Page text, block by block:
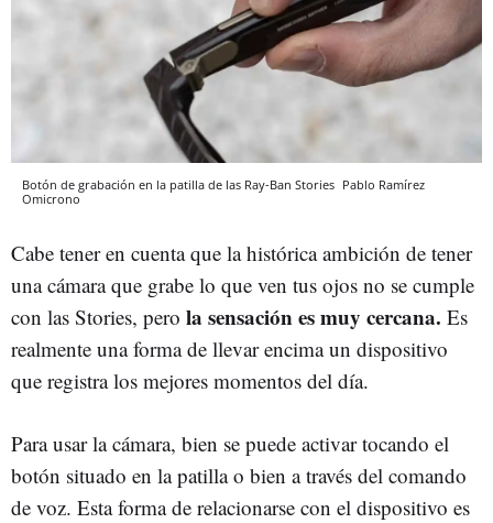
Botón de grabación en la patilla de las Ray-Ban Stories Pablo Ramírez
Omicrono
Cabe tener en cuenta que la histórica ambición de tener
una cámara que grabe lo que ven tus ojos no se cumple
con las Stories, pero la sensación es muy cercana. Es
realmente una forma de llevar encima un dispositivo
que registra los mejores momentos del día.
Para usar la cámara, bien se puede activar tocando el
botón situado en la patilla o bien a través del comando
de voz. Esta forma de relacionarse con el dispositivo es